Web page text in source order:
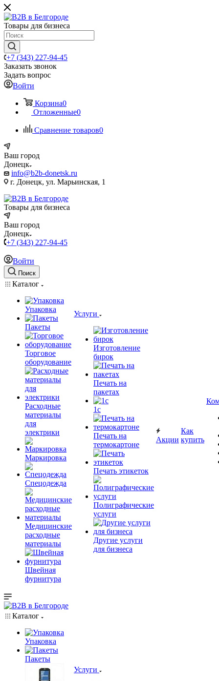
Товары для бизнеса
+7 (343) 227-94-45
Заказать звонок
Задать вопрос
Войти
Корзина0
Отложенные0
Сравнение товаров0
Ваш город
Донецк
info@b2b-donetsk.ru
г. Донецк, ул. Марьинская, 1
Товары для бизнеса
Ваш город
Донецк
+7 (343) 227-94-45
Войти
Поиск
Каталог
Упаковка
Пакеты
Торговое
оборудование
Расходные
материалы
для
электрики
Маркировка
Спецодежда
Медицинские
расходные
материалы
Швейная
фурнитура
Услуги
Изготовление
бирок
Печать на
пакетах
1c
Печать на
термокартоне
Печать этикеток
Полиграфические
услуги
Другие услуги
для бизнеса
Акции
Как
купить
Каталог
Упаковка
Пакеты
Услуги